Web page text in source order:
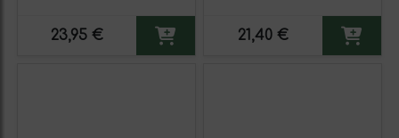
23,95 € 21,40 €